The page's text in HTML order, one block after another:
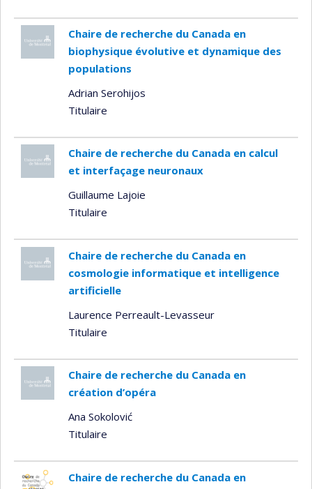
Chaire de recherche du Canada en
biophysique évolutive et dynamique des
populations
Adrian Serohijos
Titulaire
Chaire de recherche du Canada en calcul
et interfaçage neuronaux
Guillaume Lajoie
Titulaire
Chaire de recherche du Canada en
cosmologie informatique et intelligence
artificielle
Laurence Perreault-Levasseur
Titulaire
Chaire de recherche du Canada en
création d’opéra
Ana Sokolović
Titulaire
Chaire de recherche du Canada en